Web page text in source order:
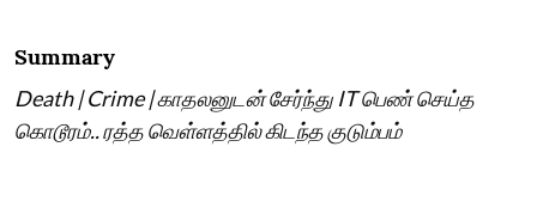
Summary
Death | Crime | காதலனுடன் சேர்ந்து IT பெண் செய்த
கொடூரம்.. ரத்த வெள்ளத்தில் கிடந்த குடும்பம்